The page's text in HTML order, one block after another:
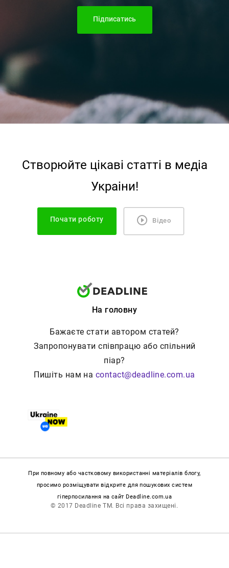
Підписатись
Створюйте цiкавi статтi в медiа
Украiни!
Почати роботу Відео
На головну
Бажаєте стати автором статей?
Запропонувати співпрацю або спільний
піар?
Пишіть нам на contact@deadline.com.ua
При повному або частковому використанні матеріалів блогу,
просимо розміщувати відкрите для пошукових систем
гіперпосилання на сайт Deadline.com.ua
© 2017 Deadline TM. Всі права захищені.